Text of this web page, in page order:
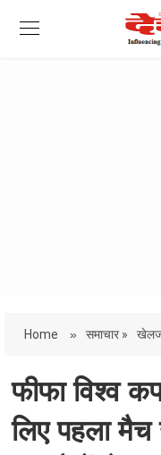
Home » समाचार »
फीफा विश्व
लिए पहला मैच